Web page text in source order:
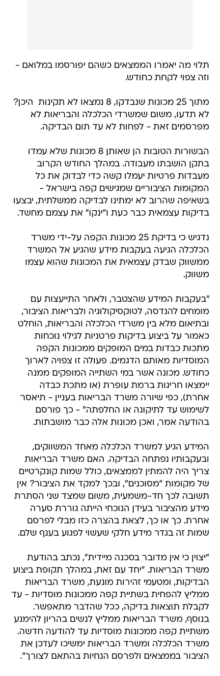
תלוי מה יאמרו הממצאים כשהם יפורסמו במלואם -
וזה צפוי לקחת כחודש.
מתוך 25 מכונות שנבדקו, 8 נמצאו לא תקינות  היכן?
לא תדעו, משום שמשרדי הכלכלה והבריאות לא
מפרסמים זאת - לפחות לא עד תום הבדיקה.
הבשורות הטובות הן שאותן 8 מכונות שלא עמדו
בתקן הושבתו מעבודה. במהלך החודש הקרוב
מעבדות פרטיות יעמלו קשה כדי לבדוק את כל
המקומות הציבוריים שמגישים קפה בישראל -
בשאיפה שהרוב לא ימתינו לבדיקה ממשלתית, יבצעו
בדיקות עצמאית כבר כעת ו"ינקו" את עצמם מחשד.
נדגיש כי בדיקת 25 מכונות הקפה על-ידי משרד
הכלכלה הגיעה בעקבות מידע שהגיע אל המשרד
ממשווק שבדק עצמאית את המכונות שהוא עצמו
משווק.
"בעקבות המידע שהצטבר, ולאחר התייעצות עם
מומחים להנדסה, לטוקסיקולוגיה ולבריאות הציבור,
ובתיאום מלא בין משרדי הכלכלה והבריאות, הוחלט
כאמור על ביצוע בדיקות פרטניות לגילוי נוכחות
מתכות כבדות במים המופקים ממכונות הקפה
המוסדיות מאותם הדגמים. פעולה זו צפויה לארוך
כחודש. מכונה אשר במי השתייה המופקים ממנה
יימצאו חריגות ברמת עופרת (או מתכת כבדה
אחרת), כפי שיורה משרד הבריאות בעניין - תיאסר
לשימוש עד לתיקונה או החלפתה" - כך פורסם
בהודעה אמר, ואכן מכונות אלה כבר מושבתות.
המידע הגיע למשרד הכלכלה מאחד המשווקים,
ובעקבותיו נפתחה הבדיקה. האם משרד הבריאות
צריך היה להמתין לממצאים, כולל שמות קונקרטיים
של מקומות "מסוכנים", ובכך למקד את הציבור? אין
תשובה לכך חד-משמעית, משום שמצד שני הסתרת
מידע מהציבור בעידן הנוכחי הייתה גוררת סערה
אחרת. כך או כך, לצאת בהצרה כזו מבלי לפרסם
שמות זה בגדר מידע חלקי שעשוי לפגוע בענף שלם.
"יצוין כי אין מדובר בסכנה מיידית", נכתב בהודעת
משרד הבריאות. "יחד עם זאת, במהלך תקופת ביצוע
הבדיקות, ומטעמי זהירות מונעת, משרד הבריאות
ממליץ להפחית בשתיית קפה ממכונות מוסדיות - עד
לקבלת תוצאות בדיקה, ככל שהדבר מתאפשר.
בנוסף, משרד הבריאות ממליץ לנשים בהריון להימנע
משתיית קפה ממכונות מוסדיות עד להודעה חדשה.
משרד הכלכלה ומשרד הבריאות ימשיכו לעדכן את
הציבור בממצאים ולפרסם הנחיות בהתאם לצורך".